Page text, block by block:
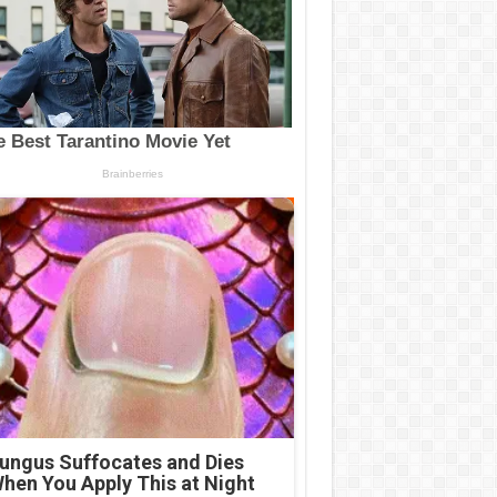
Suffocates and Dies
You Apply This at Night